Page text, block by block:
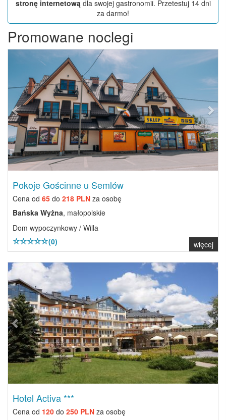
stronę internetowądla swojej gastronomii. Przetestuj 14 dni
za darmo!
Promowane noclegi
Previous Next
Pokoje Gościnne u Semlów
Cena od 65 do 218 PLN za osobę
Bańska Wyżna, małopolskie
Dom wypoczynkowy / Willa
(0)
więcej
Previous Next
Hotel Activa ***
Cena od 120 do 250 PLN za osobę